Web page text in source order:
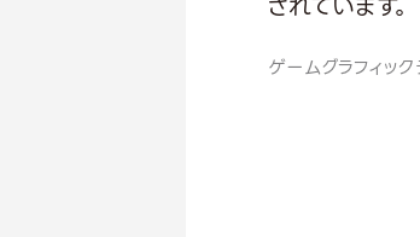
ゲームグラフィッ